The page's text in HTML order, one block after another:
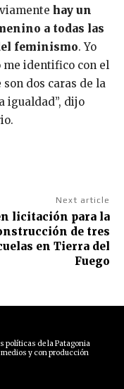
hay un
a todas las
feminismo. Yo
me identifico con el
dos caras de la
igualdad”, dijo
Next article
licitación para la
de tres
en Tierra del
Fuego
políticas de la Patagonia
y con producción